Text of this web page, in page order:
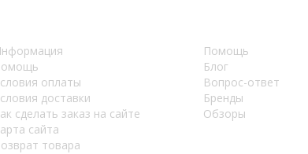
оплаты
доставки
сделать заказ на сайте
сайта
товара
Помощь
Блог
Вопрос-ответ
Бренды
Обзоры